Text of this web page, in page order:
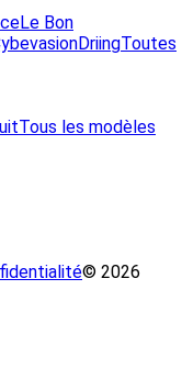
Le Bon
DriingToutes
Tous les modèles
© 2026